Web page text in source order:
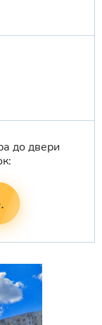
до двери